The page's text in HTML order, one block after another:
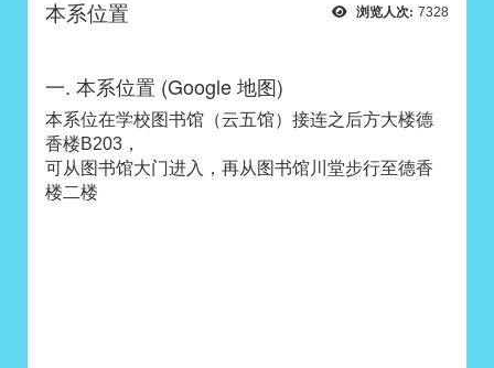
浏览人次: 7328
本系位置
一. 本系位置 (Google 地图)
本系位在学校图书馆（云五馆）接连之后方大楼德
香楼B203，
可从图书馆大门进入，再从图书馆川堂步行至德香
楼二楼